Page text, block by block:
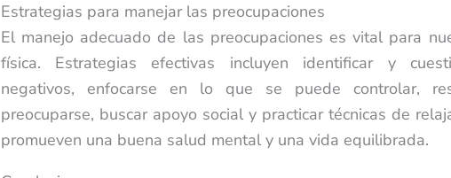
Estrategias para manejar las preocupaciones
El manejo adecuado de las preocupaciones es vital para
física. Estrategias efectivas incluyen identificar y
negativos, enfocarse en lo que se puede controlar,
preocuparse, buscar apoyo social y practicar técnicas de
promueven una buena salud mental y una vida equilibrada.